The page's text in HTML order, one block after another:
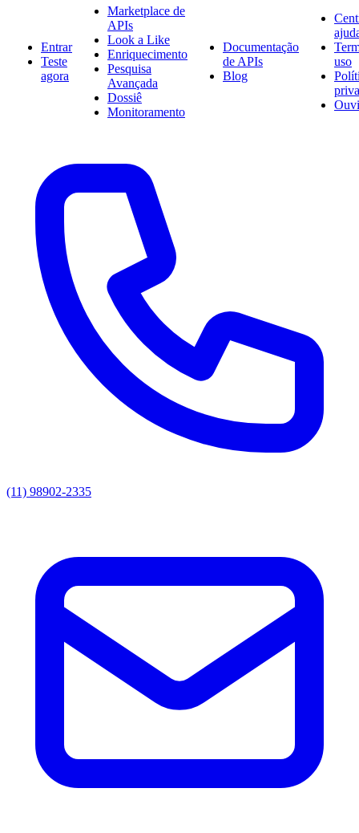
Entrar
Teste
agora
Marketplace de
APIs
Look a Like
Enriquecimento
Pesquisa
Avançada
Dossiê
Monitoramento
Documentação
de APIs
Blog
uso
(11) 98902-2335